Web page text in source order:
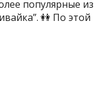
популярные из
👭 По этой